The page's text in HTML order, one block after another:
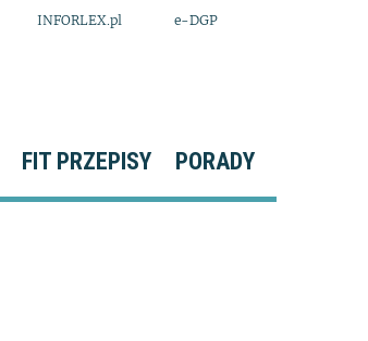
INFORLEX.pl e-DGP
FIT PRZEPISY PORADY